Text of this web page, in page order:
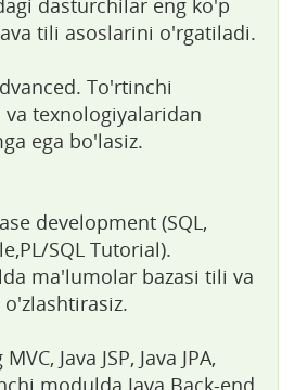
tili asoslarini o'rgatiladi.
To'rtinchi
texnologiyalaridan
ega bo'lasiz.
development (SQL,
SQL Tutorial).
ma'lumolar bazasi tili va
Java JSP, Java JPA,
modulda Java Back-end